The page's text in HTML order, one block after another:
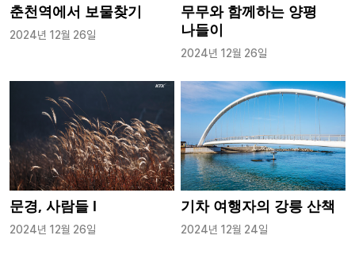
춘천역에서 보물찾기
2024년 12월 26일
무무와 함께하는 양평
나들이
2024년 12월 26일
문경, 사람들 Ⅰ
2024년 12월 26일
기차 여행자의 강릉 산책
2024년 12월 24일